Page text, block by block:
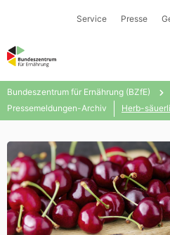
Service Presse
Bundeszentrum für Ernährung (BZfE)
Pressemeldungen-Archiv
Herb-